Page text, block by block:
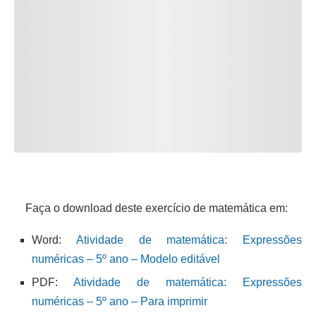
Faça o download deste exercício de matemática em:
Word: Atividade de matemática: Expressões
numéricas – 5º ano – Modelo editável
PDF: Atividade de matemática: Expressões
numéricas – 5º ano – Para imprimir